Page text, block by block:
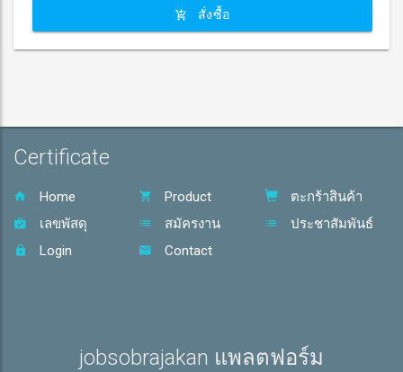
สั่งซื้อ
Certificate
Home Product
ตะกร้าสินค้า
เลขพัสดุ
สมัครงาน
ประชาสัมพันธ์
Login
Contact
jobsobrajakan แพลตฟอร์ม